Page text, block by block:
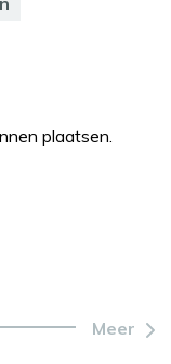
plaatsen.
Meer